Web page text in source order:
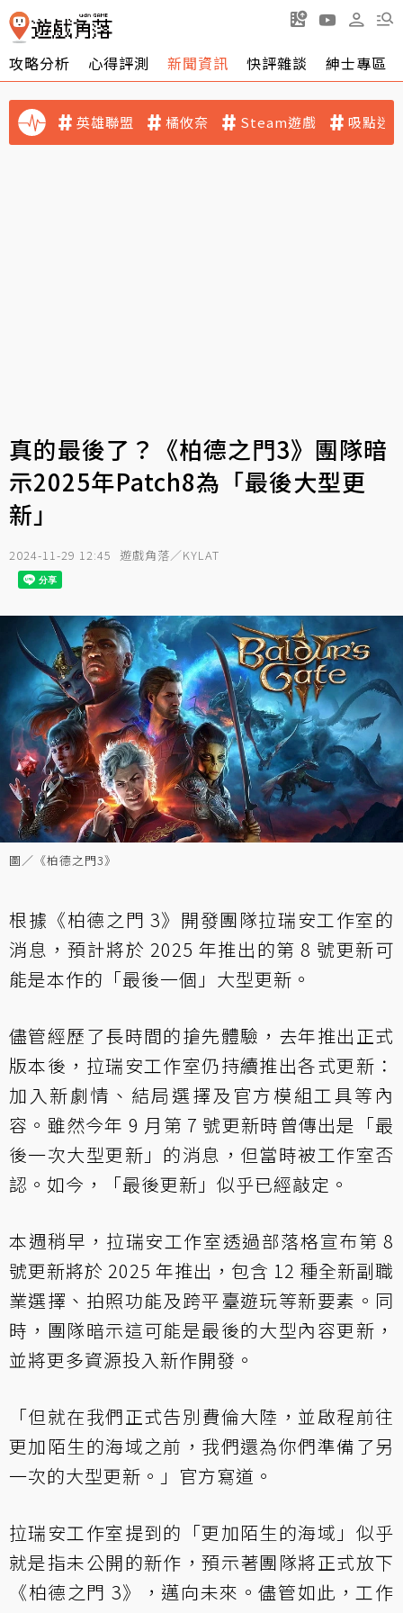
攻略分析 心得評測 新聞資訊 快評雜談 紳士專區
英雄聯盟 橘攸奈 Steam遊戲 吸點迷
真的最後了？《柏德之門3》團隊暗
示2025年Patch8為「最後大型更
新」
2024-11-29 12:45 遊戲角落／KYLAT
圖／《柏德之門3》
根據《柏德之門 3》開發團隊拉瑞安工作室的
消息，預計將於 2025 年推出的第 8 號更新可
能是本作的「最後一個」大型更新。
儘管經歷了長時間的搶先體驗，去年推出正式
版本後，拉瑞安工作室仍持續推出各式更新：
加入新劇情、結局選擇及官方模組工具等內
容。雖然今年 9 月第 7 號更新時曾傳出是「最
後一次大型更新」的消息，但當時被工作室否
認。如今，「最後更新」似乎已經敲定。
本週稍早，拉瑞安工作室透過部落格宣布第 8
號更新將於 2025 年推出，包含 12 種全新副職
業選擇、拍照功能及跨平臺遊玩等新要素。同
時，團隊暗示這可能是最後的大型內容更新，
並將更多資源投入新作開發。
「但就在我們正式告別費倫大陸，並啟程前往
更加陌生的海域之前，我們還為你們準備了另
一次的大型更新。」官方寫道。
拉瑞安工作室提到的「更加陌生的海域」似乎
就是指未公開的新作，預示著團隊將正式放下
《柏德之門 3》，邁向未來。儘管如此，工作